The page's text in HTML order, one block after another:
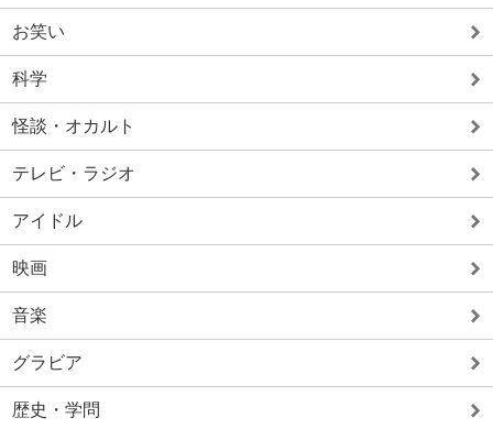
お笑い
科学
怪談・オカルト
テレビ・ラジオ
アイドル
映画
音楽
グラビア
歴史・学問